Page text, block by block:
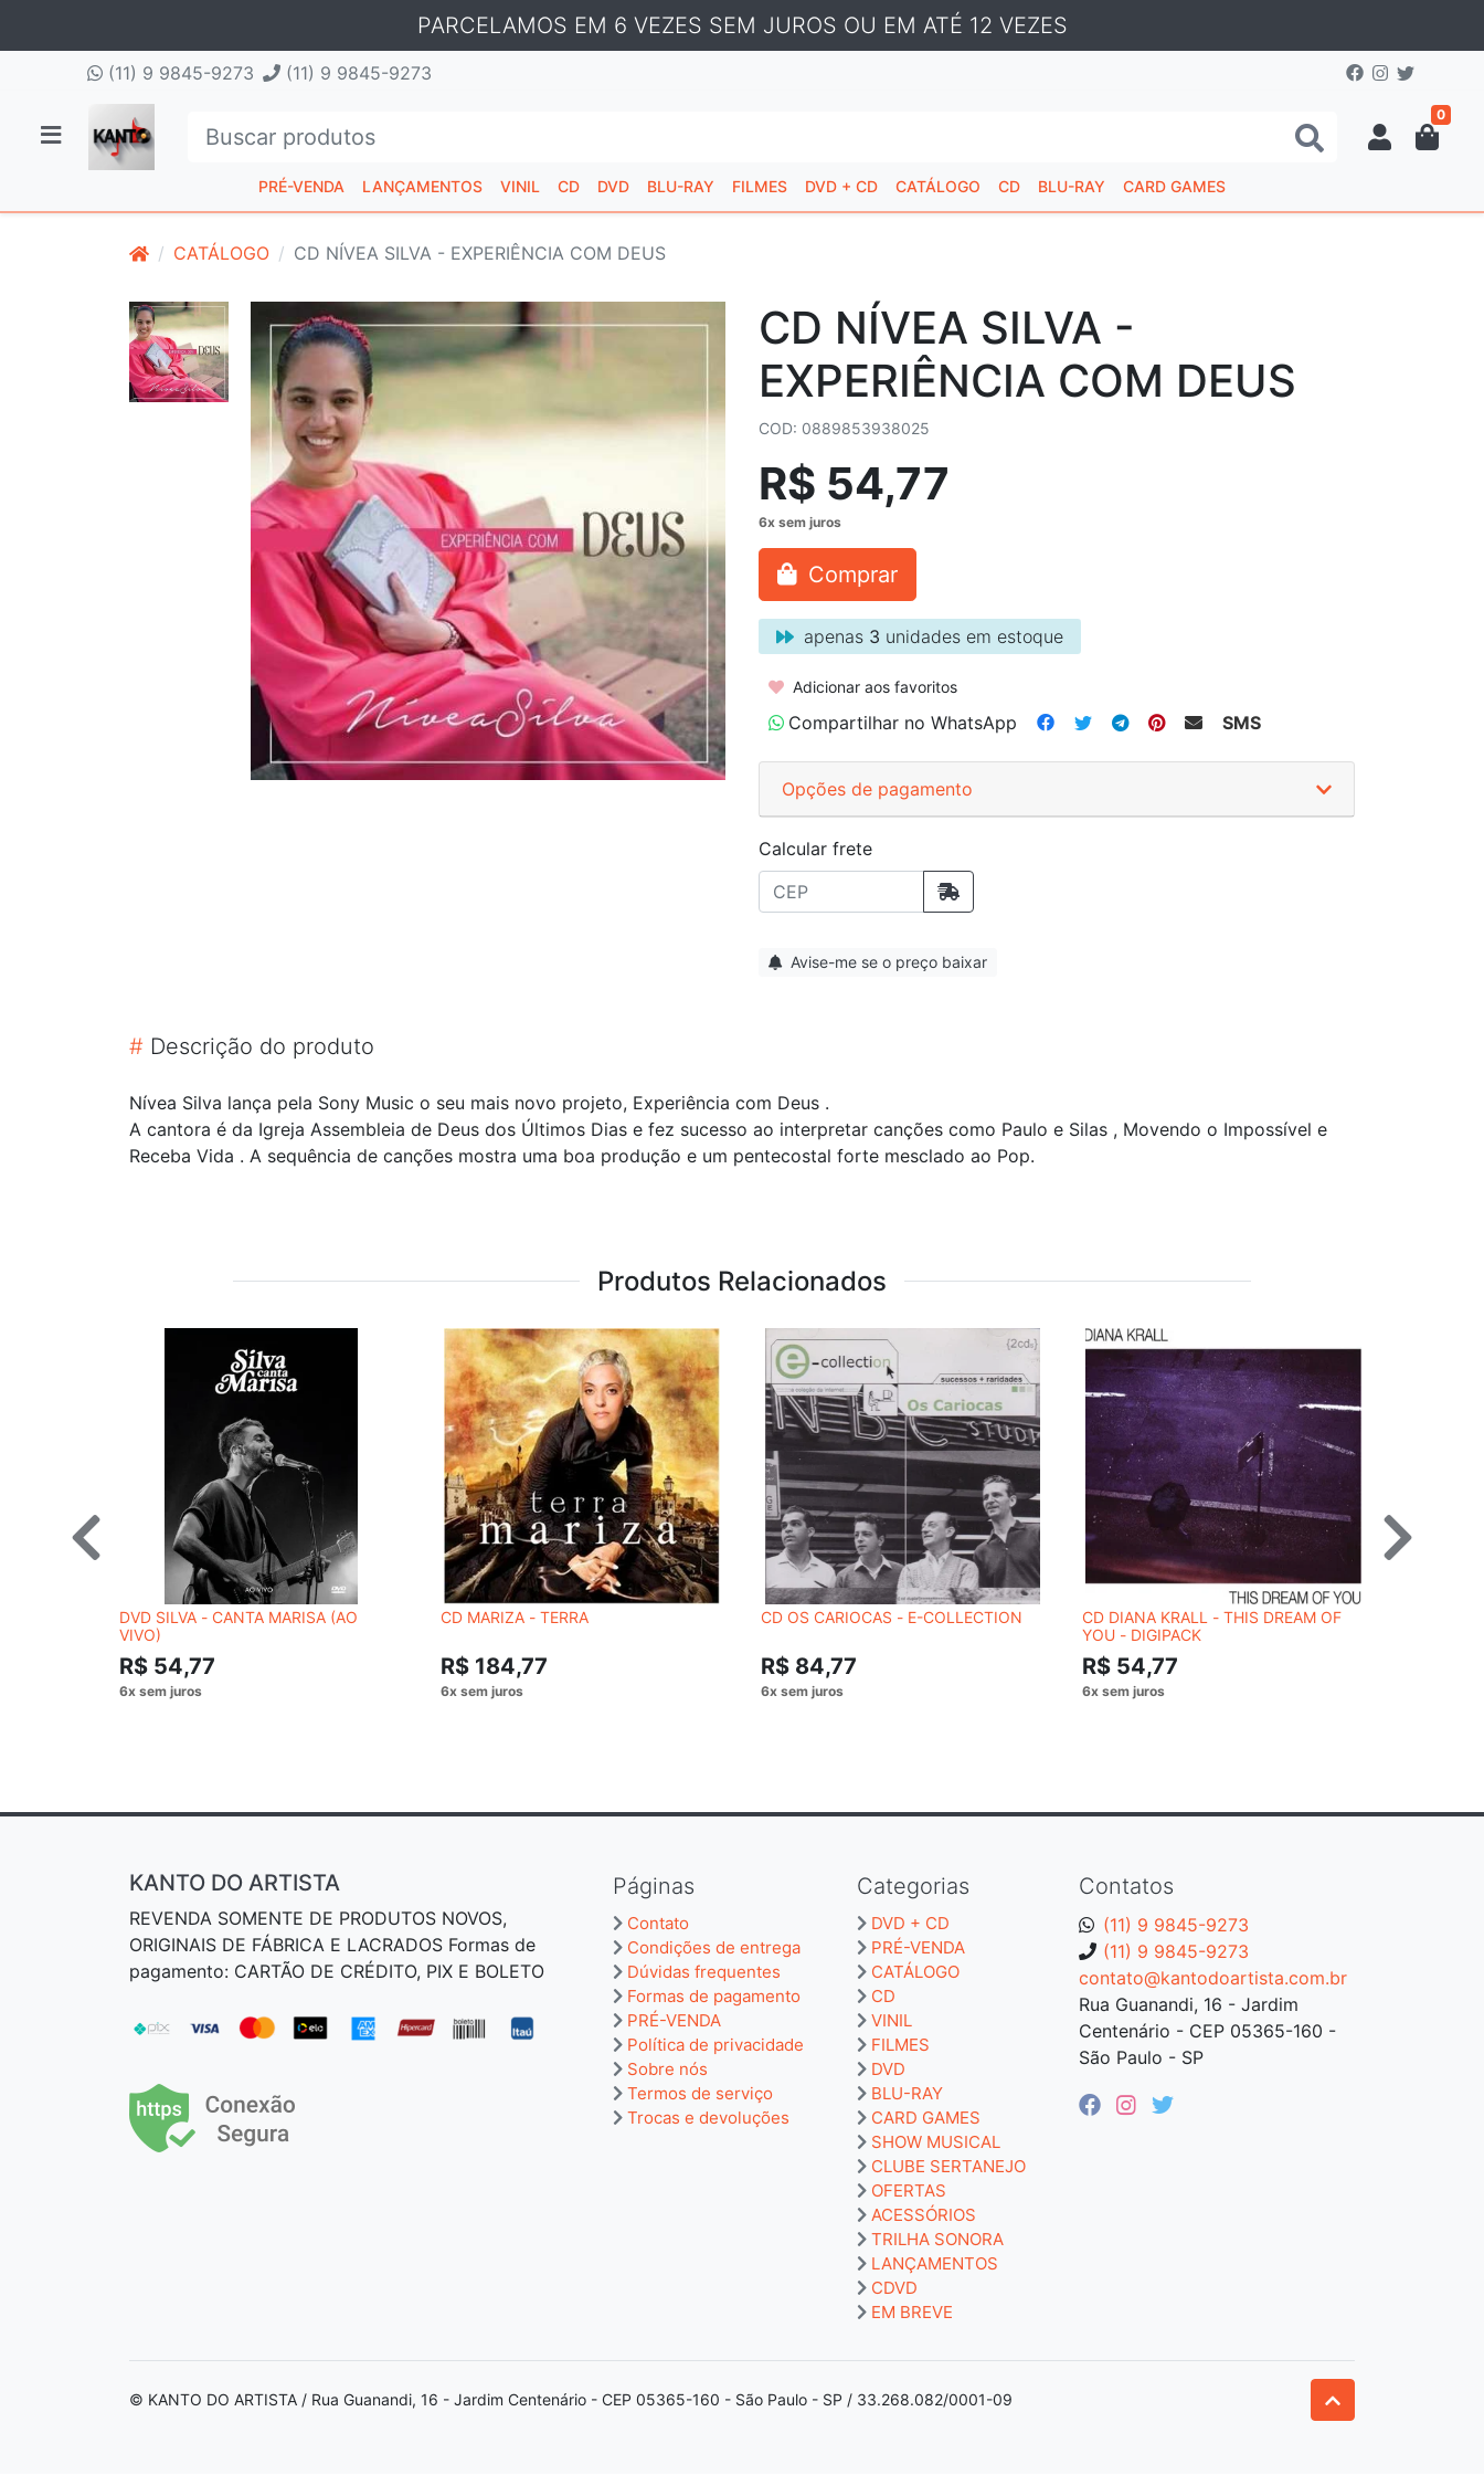
PARCELAMOS EM 6 VEZES SEM JUROS OU EM ATÉ 12 VEZES
(11) 9 9845-9273 (11) 9 9845-9273
0
PRÉ-VENDA LANÇAMENTOS VINIL CD DVD BLU-RAY FILMES DVD + CD CATÁLOGO CD BLU-RAY CARD GAMES
CATÁLOGO CD NÍVEA SILVA - EXPERIÊNCIA COM DEUS
CD NÍVEA SILVA -
EXPERIÊNCIA COM DEUS
COD: 0889853938025
R$ 54,77
Comprar
apenas 3 unidades em estoque
Adicionar aos favoritos
Compartilhar no WhatsApp SMS
Opções de pagamento
Calcular frete
Avise-me se o preço baixar
# Descrição do produto
Nívea Silva lança pela Sony Music o seu mais novo projeto, Experiência com Deus .
A cantora é da Igreja Assembleia de Deus dos Últimos Dias e fez sucesso ao interpretar canções como Paulo e Silas , Movendo o Impossível e
Receba Vida . A sequência de canções mostra uma boa produção e um pentecostal forte mesclado ao Pop.
Produtos Relacionados
DVD SILVA - CANTA MARISA (AO
VIVO)
R$ 54,77
CD MARIZA - TERRA
R$ 184,77
CD OS CARIOCAS - E-COLLECTION
R$ 84,77
CD DIANA KRALL - THIS DREAM OF
YOU - DIGIPACK
R$ 54,77
Contatos
(11) 9 9845-9273
(11) 9 9845-9273
contato@kantodoartista.com.br
Rua Guanandi, 16 - Jardim
Centenário - CEP 05365-160 -
São Paulo - SP
Páginas
Contato
Condições de entrega
Dúvidas frequentes
Formas de pagamento
PRÉ-VENDA
Política de privacidade
Sobre nós
Termos de serviço
Trocas e devoluções
Categorias
DVD + CD
PRÉ-VENDA
CATÁLOGO
CD
VINIL
FILMES
DVD
BLU-RAY
CARD GAMES
SHOW MUSICAL
CLUBE SERTANEJO
OFERTAS
ACESSÓRIOS
TRILHA SONORA
LANÇAMENTOS
CDVD
EM BREVE
KANTO DO ARTISTA
REVENDA SOMENTE DE PRODUTOS NOVOS,
ORIGINAIS DE FÁBRICA E LACRADOS Formas de
pagamento: CARTÃO DE CRÉDITO, PIX E BOLETO
© KANTO DO ARTISTA / Rua Guanandi, 16 - Jardim Centenário - CEP 05365-160 - São Paulo - SP / 33.268.082/0001-09